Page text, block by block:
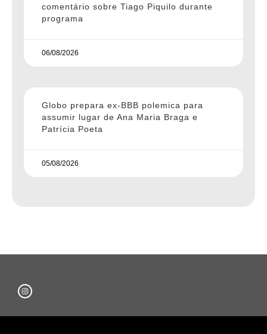
comentário sobre Tiago Piquilo durante
programa
06/08/2026
Globo prepara ex-BBB polemica para
assumir lugar de Ana Maria Braga e
Patrícia Poeta
05/08/2026